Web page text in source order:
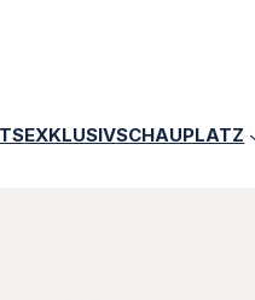
EXKLUSIVSCHAUPLATZ